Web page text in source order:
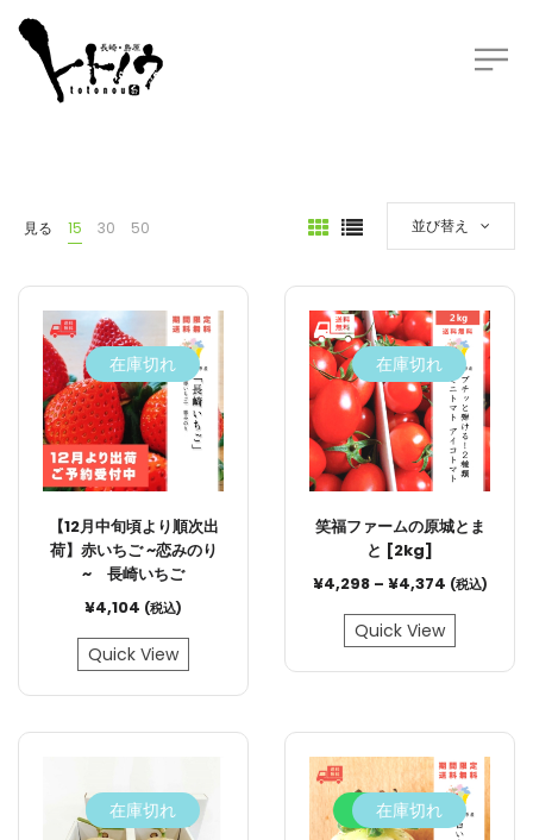
見る 15 30 50 並び替え
在庫切れ
【12月中旬頃より順次出
荷】赤いちご ~恋みのり
~ 長崎いちご
¥4,104 (税込)
Quick View
在庫切れ
笑福ファームの原城とま
と [2kg]
¥4,298 – ¥4,374 (税込)
Quick View
在庫切れ 4.2%
在庫切れ